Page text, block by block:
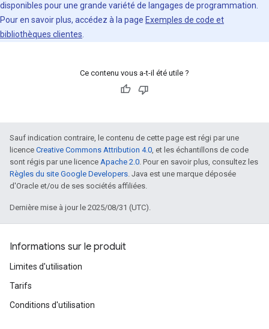
disponibles pour une grande variété de langages de programmation.
Pour en savoir plus, accédez à la page Exemples de code et
bibliothèques clientes
Ce contenu vous a-t-il été utile ?
Sauf indication contraire, le contenu de cette page est régi par une
licence Creative Commons Attribution 4.0, et les échantillons de code
sont régis par une licence Apache 2.0. Pour en savoir plus, consultez les
Règles du site Google Developers. Java est une marque déposée
d'Oracle et/ou de ses sociétés affiliées.
Dernière mise à jour le 2025/08/31 (UTC).
Informations sur le produit
Limites d'utilisation
Tarifs
Conditions d'utilisation